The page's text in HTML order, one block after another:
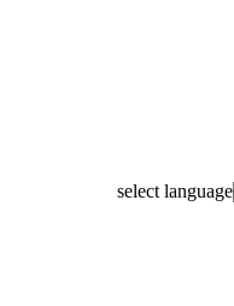
select language